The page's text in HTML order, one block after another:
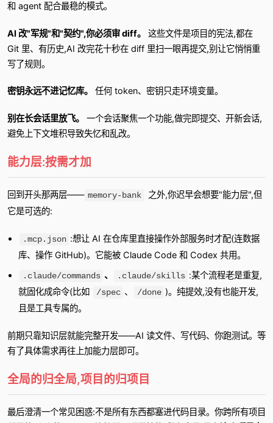
和 agent 配合最稳的模式。
AI 改"军规"和"契约",你必须审 diff。
这些文件是项目的宪法,都在
Git 里、有历史,AI 改完花十秒在 diff 里扫一眼再提交,别让它悄悄重
写了规则。
密钥永远不进记忆库。 任何 token、密钥只走环境变量。
别在长会话里放飞。
一个会话聚焦一个功能,做完即提交、开新会话,
避免上下文堆积导致失忆和乱改。
能力层:按需才加
回到开头那两层—— memory-bank
之外,你迟早会想要"能力层",但
它是可选的:
.mcp.json :想让 AI 在仓库里直接操作外部服务时才配(连数据
库、操作 GitHub)。它能被 Claude Code 和 Codex 共用。
.claude/commands 、 .claude/skills :某个流程老是重复,
就固化成命令(比如
/spec 、 /done )。纯提效,没有也能开发,
且是工具专属的。
前期只靠知识层就能完整开发——AI 读文件、写代码、你跑测试。等
有了具体需求再往上加能力层即可。
全局的归全局,项目的归项目
最后澄清一个常见困惑:不是所有东西都塞进代码目录。你跨所有项目